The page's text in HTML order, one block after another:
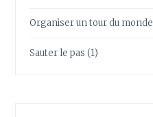
Organiser un tour du monde
Sauter le pas (1)